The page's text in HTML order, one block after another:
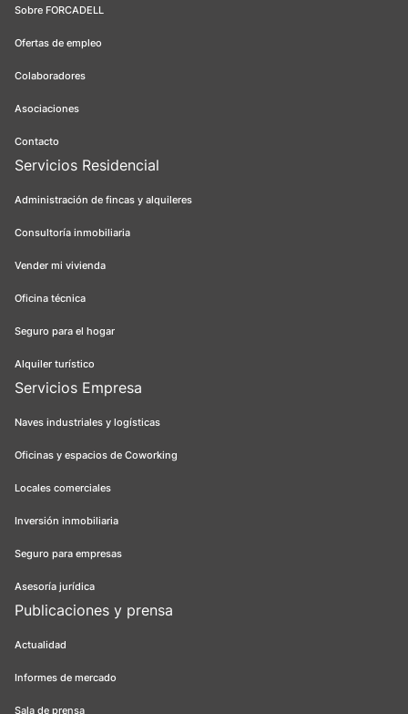
Sobre FORCADELL
Ofertas de empleo
Colaboradores
Asociaciones
Contacto
Servicios Residencial
Administración de fincas y alquileres
Consultoría inmobiliaria
Vender mi vivienda
Oficina técnica
Seguro para el hogar
Alquiler turístico
Servicios Empresa
Naves industriales y logísticas
Oficinas y espacios de Coworking
Locales comerciales
Inversión inmobiliaria
Seguro para empresas
Asesoría jurídica
Publicaciones y prensa
Actualidad
Informes de mercado
Sala de prensa